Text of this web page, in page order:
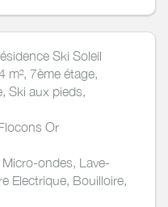
Ski Soleil
m², 7ème étage,
Ski aux pieds,
Or
ondes, Lave-
Electrique, Bouilloire,